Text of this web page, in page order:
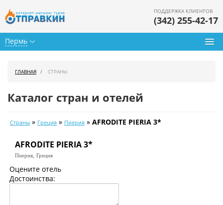
Пермь
ПОДДЕРЖКА КЛИЕНТОВ
(342) 255-42-17
Календарь туров
Цены дня
Страны
ГЛАВНАЯ СТРАНЫ
Каталог стран и отелей
Страны » Греция » Пиерия » AFRODITE PIERIA 3*
AFRODITE PIERIA 3*
Пиерия, Греция
Оцените отель
Достоинства: